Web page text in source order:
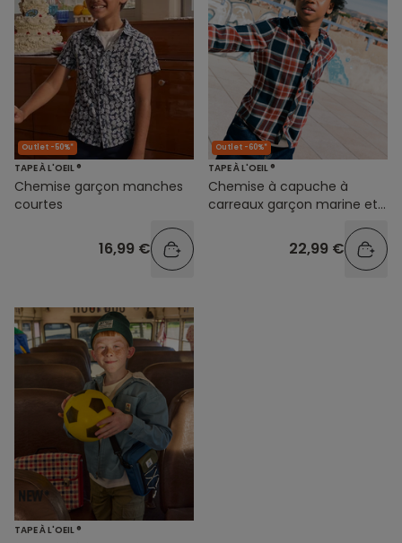
Outlet -50%*
TAPE À L'OEIL ®
Chemise garçon manches
courtes
16,99 €
Outlet -60%*
TAPE À L'OEIL ®
Chemise à capuche à
carreaux garçon marine et
22,99 €
TAPE À L'OEIL ®